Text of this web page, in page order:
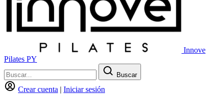
Innove
Pilates PY
Buscar
Crear cuenta | Iniciar sesión